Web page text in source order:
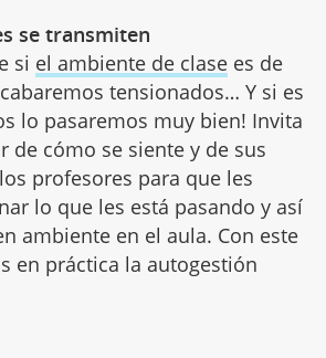
se transmiten
si el ambiente de clasees de
tensionados… Y si es
lo pasaremos muy bien! Invita
de cómo se siente y de sus
profesores para que les
lo que les está pasando y así
ambiente en el aula. Con este
en práctica la autogestión